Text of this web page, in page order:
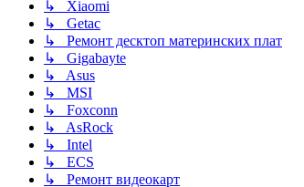
↳ Xiaomi
↳ Getac
↳ Ремонт десктоп материнских плат
↳ Gigabayte
↳ Asus
↳ MSI
↳ Foxconn
↳ AsRock
↳ Intel
↳ ECS
↳ Ремонт видеокарт